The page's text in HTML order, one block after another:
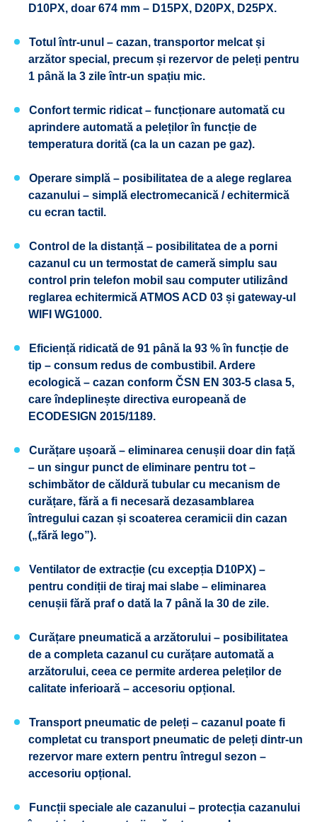
D10PX, doar 674 mm – D15PX, D20PX, D25PX.
Totul într-unul – cazan, transportor melcat și
arzător special, precum și rezervor de peleți pentru
1 până la 3 zile într-un spațiu mic.
Confort termic ridicat – funcționare automată cu
aprindere automată a peleților în funcție de
temperatura dorită (ca la un cazan pe gaz).
Operare simplă – posibilitatea de a alege reglarea
cazanului – simplă electromecanică / echitermică
cu ecran tactil.
Control de la distanță – posibilitatea de a porni
cazanul cu un termostat de cameră simplu sau
control prin telefon mobil sau computer utilizând
reglarea echitermică ATMOS ACD 03 și gateway-ul
WIFI WG1000.
Eficiență ridicată de 91 până la 93 % în funcție de
tip – consum redus de combustibil. Ardere
ecologică – cazan conform ČSN EN 303-5 clasa 5,
care îndeplinește directiva europeană de
ECODESIGN 2015/1189.
Curățare ușoară – eliminarea cenușii doar din față
– un singur punct de eliminare pentru tot –
schimbător de căldură tubular cu mecanism de
curățare, fără a fi necesară dezasamblarea
întregului cazan și scoaterea ceramicii din cazan
(„fără lego”).
Ventilator de extracție (cu excepția D10PX) –
pentru condiții de tiraj mai slabe – eliminarea
cenușii fără praf o dată la 7 până la 30 de zile.
Curățare pneumatică a arzătorului – posibilitatea
de a completa cazanul cu curățare automată a
arzătorului, ceea ce permite arderea peleților de
calitate inferioară – accesoriu opțional.
Transport pneumatic de peleți – cazanul poate fi
completat cu transport pneumatic de peleți dintr-un
rezervor mare extern pentru întregul sezon –
accesoriu opțional.
Funcții speciale ale cazanului – protecția cazanului